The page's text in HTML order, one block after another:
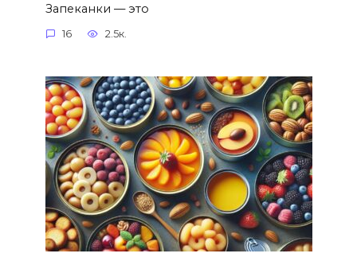
Запеканки — это
16 2.5к.